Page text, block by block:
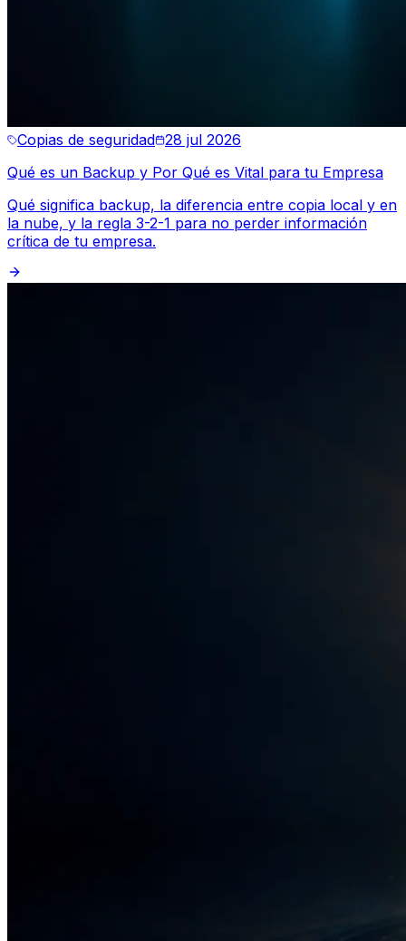
Copias de seguridad 28 jul 2026
Qué es un Backup y Por Qué es Vital para tu Empresa
Qué significa backup, la diferencia entre copia local y en
la nube, y la regla 3-2-1 para no perder información
crítica de tu empresa.